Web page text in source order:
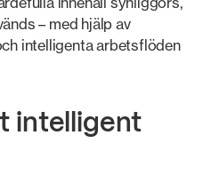
– med hjälp av
intelligenta arbetsflöden
intelligent